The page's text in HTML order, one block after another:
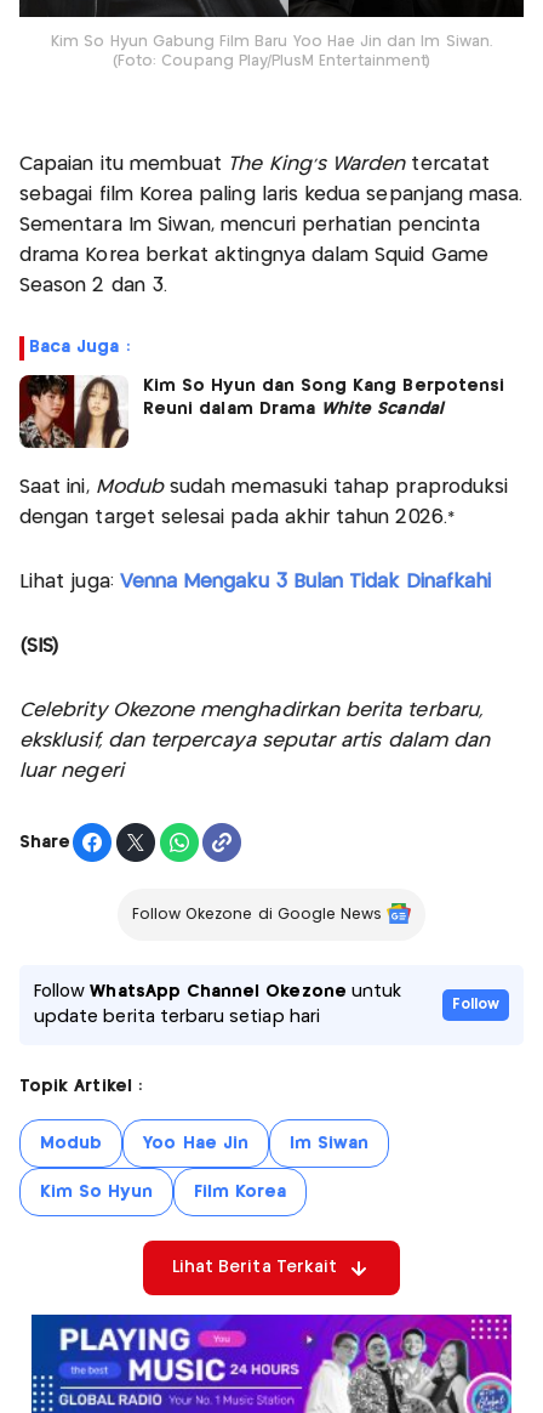
Kim So Hyun Gabung Film Baru Yoo Hae Jin dan Im Siwan.
(Foto: Coupang Play/PlusM Entertainment)
Capaian itu membuat The King’s Wardentercatat
sebagai film Korea paling laris kedua sepanjang masa.
Sementara Im Siwan, mencuri perhatian pencinta
drama Korea berkat aktingnya dalam Squid Game
Season 2 dan 3.
Baca Juga :
Kim So Hyun dan Song Kang Berpotensi
Reuni dalam Drama
White Scandal
Saat ini, Modubsudah memasuki tahap praproduksi
dengan target selesai pada akhir tahun 2026.*
Lihat juga: Venna Mengaku 3 Bulan Tidak Dinafkahi
(SIS)
Celebrity Okezone menghadirkan berita terbaru,
eksklusif, dan terpercaya seputar artis dalam dan
luar negeri
Share
Follow Okezone di Google News
FollowWhatsApp Channel Okezone untuk
update berita terbaru setiap hari
Follow
Topik Artikel :
Modub Yoo Hae Jin Im Siwan
Kim So Hyun Film Korea
Lihat Berita Terkait